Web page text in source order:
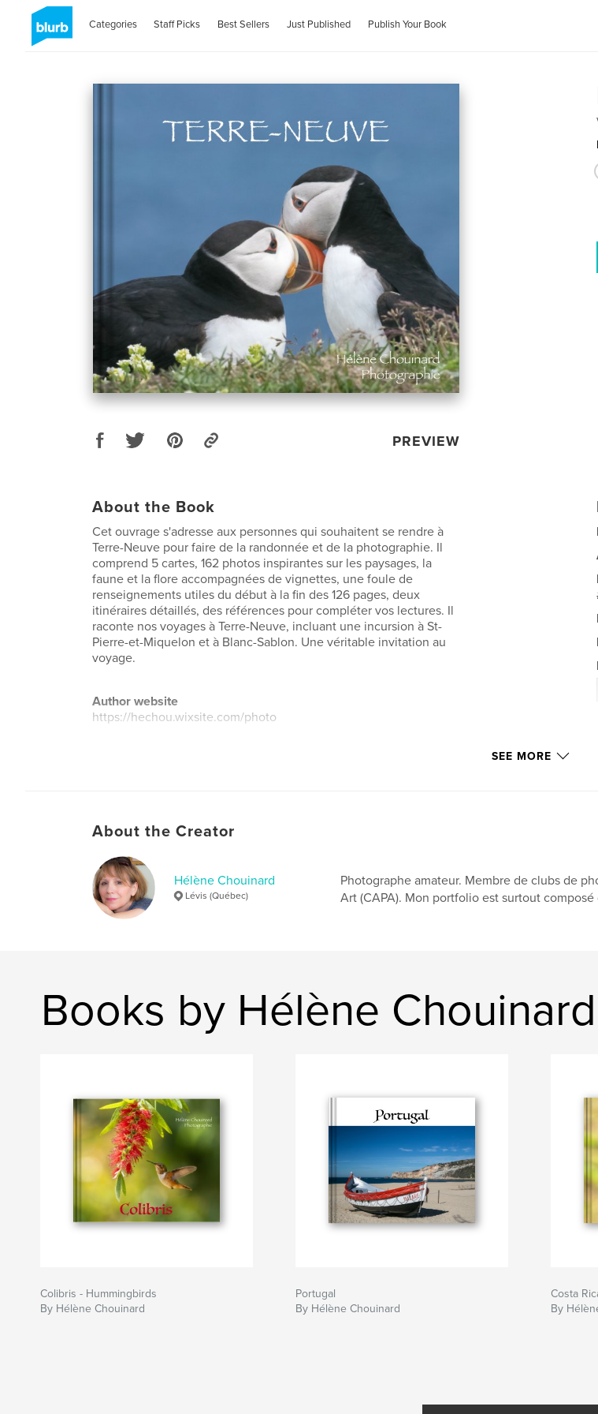
Categories Staff Picks Best Sellers Just Published Publish Your Book
PREVIEW
About the Book
Cet ouvrage s'adresse aux personnes qui souhaitent se rendre à
Terre-Neuve pour faire de la randonnée et de la photographie. Il
comprend 5 cartes, 162 photos inspirantes sur les paysages, la
faune et la flore accompagnées de vignettes, une foule de
renseignements utiles du début à la fin des 126 pages, deux
itinéraires détaillés, des références pour compléter vos lectures. Il
raconte nos voyages à Terre-Neuve, incluant une incursion à St-
Pierre-et-Miquelon et à Blanc-Sablon. Une véritable invitation au
voyage.
Author website
https://hechou.wixsite.com/photo
SEE MORE
About the Creator
Hélène Chouinard
Lévis (Québec)
Photographe amateur. Membre de clubs de
Art (CAPA). Mon portfolio est surtout
Books by Hélène Chouinard
Colibris - Hummingbirds
By Hélène Chouinard
Portugal
By Hélène Chouinard
Costa
By